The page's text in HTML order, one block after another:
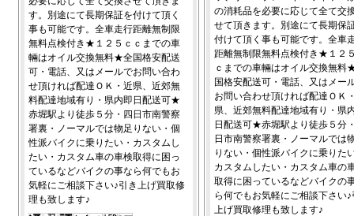
す。別途にて長期保証を付けて頂く
事も可能です。全車走行距離無制限
無料点検付き★１２５ｃｃまでの車
輛はオイル交換無料★全国格安配送
可・電話、又はメールでお問い合わ
せ頂ければ配達ＯＫ・近県、近郊無
料配達地域有り・県内即日配送可★
赤堀駅より徒歩５分・四日市南警察
署裏・ノーマルでは物足りない・個
性派バイクに乗りたい・カスタムし
たい・カスタム車の車検取得に困っ
ているなどバイクの事なら何でもお
気軽にご相談下さい♪引き上げ買取修
理も致します♪
の消耗品を必要に応じて全て交
せて頂きます。別途にて長期保
付けて頂く事も可能です。全車
距離無制限無料点検付き★１２
ｃまでの車輛はオイル交換無料
国格安配送可・電話、又はメー
お問い合わせ頂ければ配達ＯＫ
県、近郊無料配達地域有り・県
日配送可★赤堀駅より徒歩５分
日市南警察署裏・ノーマルでは
りない・個性派バイクに乗りた
カスタムしたい・カスタム車の
取得に困っているなどバイクの
ら何でもお気軽にご相談下さい♪
上げ買取修理も致します♪